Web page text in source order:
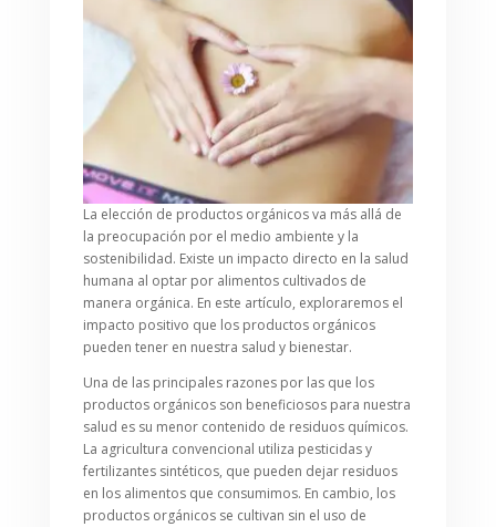
La elección de productos orgánicos va más allá de
la preocupación por el medio ambiente y la
sostenibilidad. Existe un impacto directo en la salud
humana al optar por alimentos cultivados de
manera orgánica. En este artículo, exploraremos el
impacto positivo que los productos orgánicos
pueden tener en nuestra salud y bienestar.
Una de las principales razones por las que los
productos orgánicos son beneficiosos para nuestra
salud es su menor contenido de residuos químicos.
La agricultura convencional utiliza pesticidas y
fertilizantes sintéticos, que pueden dejar residuos
en los alimentos que consumimos. En cambio, los
productos orgánicos se cultivan sin el uso de